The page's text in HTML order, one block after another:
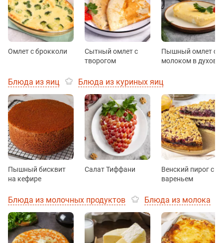
Омлет с брокколи
Сытный омлет с
творогом
Пышный омлет с
молоком в
Блюда из яиц Блюда из куриных яиц
Пышный бисквит
на кефире
Салат Тиффани
Венский пирог с
вареньем
Блюда из молочных продуктов Блюда из молока